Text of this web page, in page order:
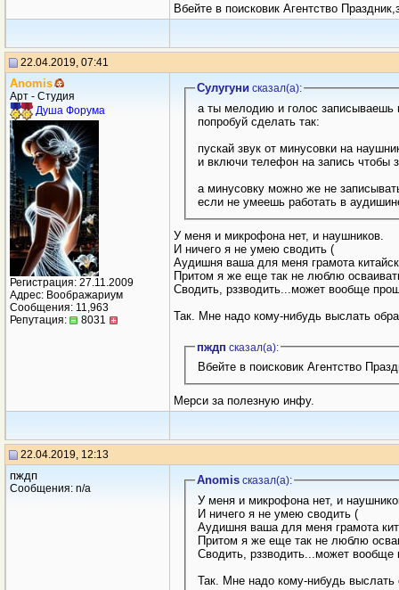
Вбейте в поисковик Агентство
22.04.2019, 07:41
Anomis
Арт - Студия
Душа Форума
Регистрация: 27.11.2009
Адрес: Воображариум
Сообщения: 11,963
Репутация:
8031
Сулугуни сказал(a):
а ты мелодию и голос записываешь
попробуй сделать так:
пускай звук от минусовки на
и включи телефон на запись чтобы
а минусовку можно же не
если не умеешь работать в
У меня и микрофона нет, и наушников.
И ничего я не умею сводить (
Аудишня ваша для меня грамота
Притом я же еще так не люблю
Сводить, рззводить...может вообще
Так. Мне надо кому-нибудь выслать
пждп сказал(a):
Вбейте в поисковик Агентство
Мерси за полезную инфу.
22.04.2019, 12:13
пждп
Сообщения: n/a
Anomisсказал(a):
У меня и микрофона нет, и
И ничего я не умею сводить (
Аудишня ваша для меня грамота
Притом я же еще так не люблю
Сводить, рззводить...может вообще
Так. Мне надо кому-нибудь выслать